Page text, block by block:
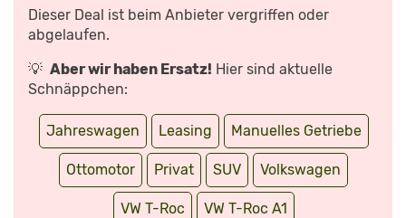
Dieser Deal ist beim Anbieter vergriffen oder
abgelaufen.
💡 Aber wir haben Ersatz! Hier sind aktuelle
Schnäppchen:
Jahreswagen Leasing Manuelles Getriebe
Ottomotor Privat SUV Volkswagen
VW T-Roc VW T-Roc A1
UND
SPORT“
VON
YOUTUBE